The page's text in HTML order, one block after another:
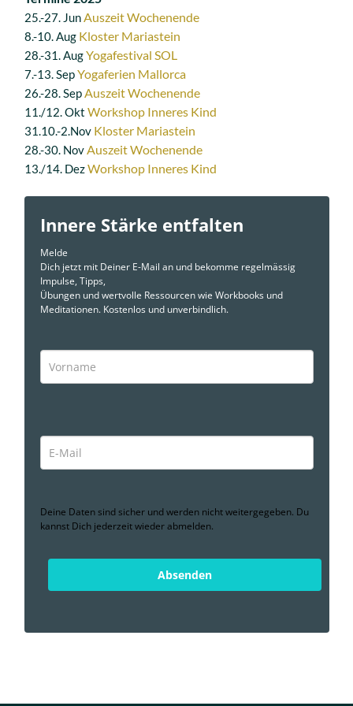
25.-27. JunAuszeit Wochenende
8.-10. Aug Kloster Mariastein
28.-31. AugYogafestival SOL
7.-13. SepYogaferien Mallorca
26.-28. SepAuszeit Wochenende
11./12. Okt Workshop Inneres Kind
31.10.-2.Nov Kloster Mariastein
28.-30. NovAuszeit Wochenende
13./14. DezWorkshop Inneres Kind
Innere Stärke entfalten
Melde
Dich jetzt mit Deiner E-Mail an und bekomme regelmässig
Impulse, Tipps,
Übungen und wertvolle Ressourcen wie Workbooks und
Meditationen. Kostenlos und unverbindlich.
Deine Daten sind sicher und werden nicht weitergegeben. Du
kannst Dich jederzeit wieder abmelden.
Absenden